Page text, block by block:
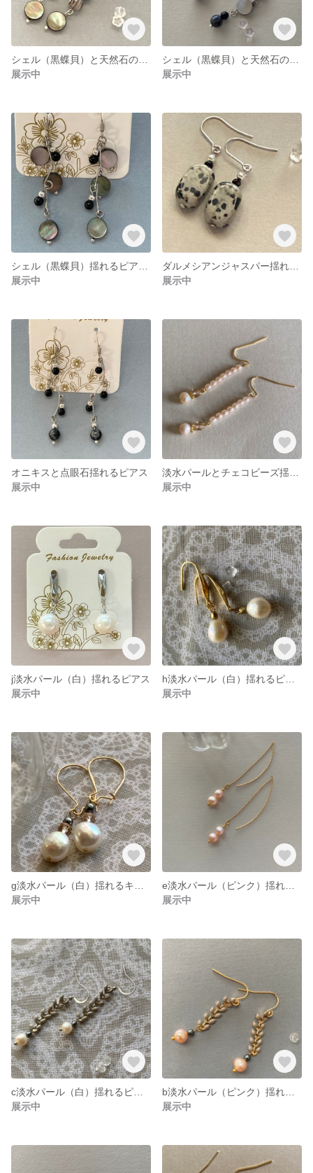
展示中
展示中
展示中
展示中
オニキスと点眼石揺れるピアス
展示中
展示中
j淡水パール（白）揺れるピアス
展示中
展示中
展示中
展示中
展示中
展示中